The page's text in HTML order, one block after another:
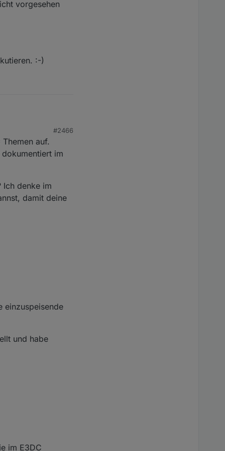
vorgesehen
:-)
zu gestalten.
gemeinsamen
integrieren,
funktioniert.
Heizstab habe. Da
war. :-)
:-)
#2466
auf.
im
Ich denke im
damit deine
einzuspeisende
und habe
im E3DC